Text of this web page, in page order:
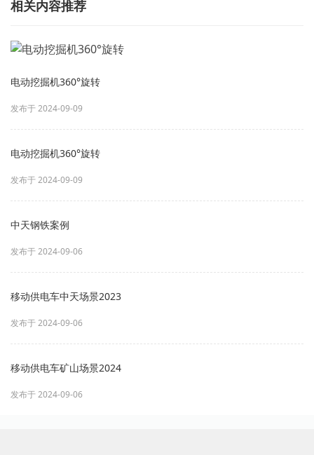
相关内容推荐
电动挖掘机360°旋转
发布于 2024-09-09
电动挖掘机360°旋转
发布于 2024-09-09
中天钢铁案例
发布于 2024-09-06
移动供电车中天场景2023
发布于 2024-09-06
移动供电车矿山场景2024
发布于 2024-09-06